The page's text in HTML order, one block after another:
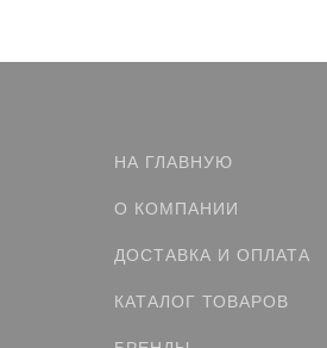
НА ГЛАВНУЮ
О КОМПАНИИ
ДОСТАВКА И ОПЛАТА
КАТАЛОГ ТОВАРОВ